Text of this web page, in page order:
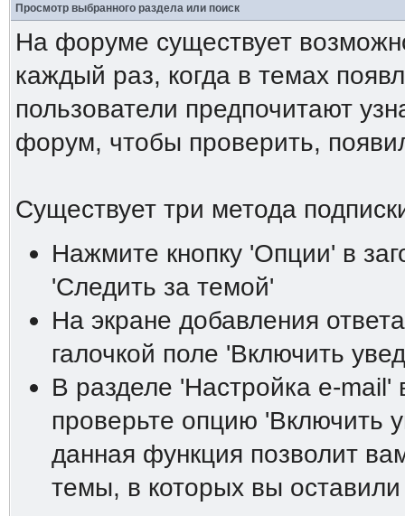
Просмотр выбранного раздела или поиск
На форуме существует
каждый раз, когда в темах
пользователи предпочитают
форум, чтобы проверить,
Существует три метода
Нажмите кнопку 'Опции' в
'Следить за темой'
На экране добавления
галочкой поле 'Включить
В разделе 'Настройка е-
проверьте опцию 'Включить
данная функция позволит
темы, в которых вы оставили